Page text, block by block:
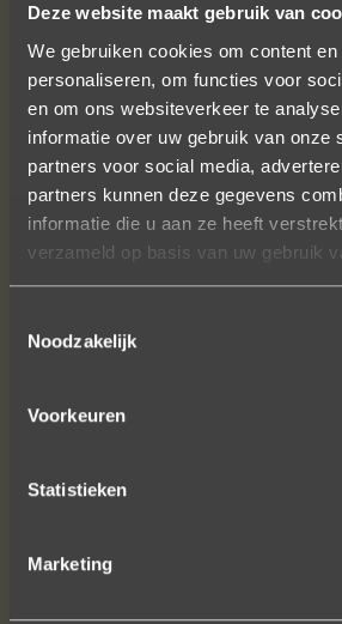
Deze website maakt gebruik van
We gebruiken cookies om content
personaliseren, om functies voor
en om ons websiteverkeer te
informatie over uw gebruik van onze
partners voor social media,
partners kunnen deze gegevens
informatie die u aan ze heeft
verzameld op basis van uw gebruik
Noodzakelijk
Voorkeuren
Statistieken
Marketing